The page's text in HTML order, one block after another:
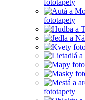
fototapety
fototapety
fototapety